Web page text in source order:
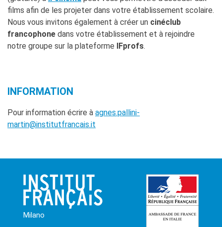
films afin de les projeter dans votre établissement scolaire.
Nous vous invitons également à créer un cinéclub
francophone dans votre établissement et à rejoindre
notre groupe sur la plateforme IFprofs.
INFORMATION
Pour information écrire à agnes.pallini-
martin@institutfrancais.it
Milano